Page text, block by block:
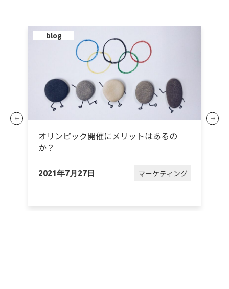
blog
オリンピック開催にメリットはあるの
か？
2021年7月27日 マーケティング